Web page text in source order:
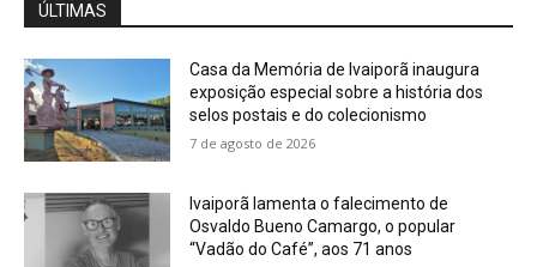
ÚLTIMAS
Casa da Memória de Ivaiporã inaugura
exposição especial sobre a história dos
selos postais e do colecionismo
7 de agosto de 2026
Ivaiporã lamenta o falecimento de
Osvaldo Bueno Camargo, o popular
“Vadão do Café”, aos 71 anos